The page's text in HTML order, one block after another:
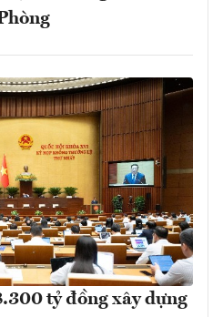
tỷ đồng xây dựng